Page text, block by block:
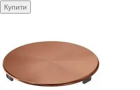
Купити